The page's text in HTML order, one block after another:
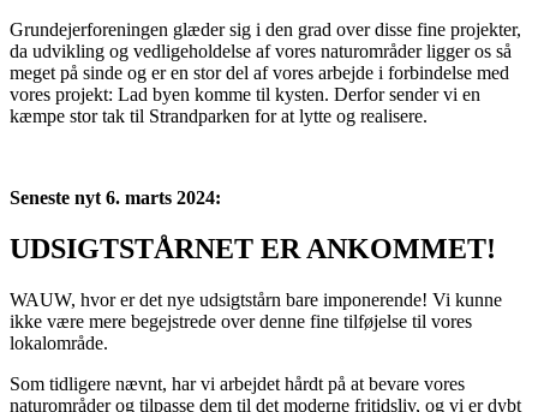
Grundejerforeningen glæder sig i den grad over disse fine projekter,
da udvikling og vedligeholdelse af vores naturområder ligger os så
meget på sinde og er en stor del af vores arbejde i forbindelse med
vores projekt: Lad byen komme til kysten. Derfor sender vi en
kæmpe stor tak til Strandparken for at lytte og realisere.
Seneste nyt 6. marts 2024:
UDSIGTSTÅRNET ER ANKOMMET!
WAUW, hvor er det nye udsigtstårn bare imponerende! Vi kunne
ikke være mere begejstrede over denne fine tilføjelse til vores
lokalområde.
Som tidligere nævnt, har vi arbejdet hårdt på at bevare vores
naturområder og tilpasse dem til det moderne fritidsliv, og vi er dybt